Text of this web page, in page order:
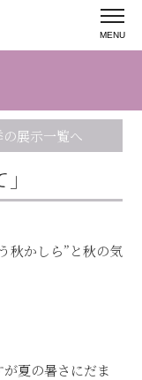
MENU
の展示一覧へ
秋かしら”と秋の気
夏の暑さにだま